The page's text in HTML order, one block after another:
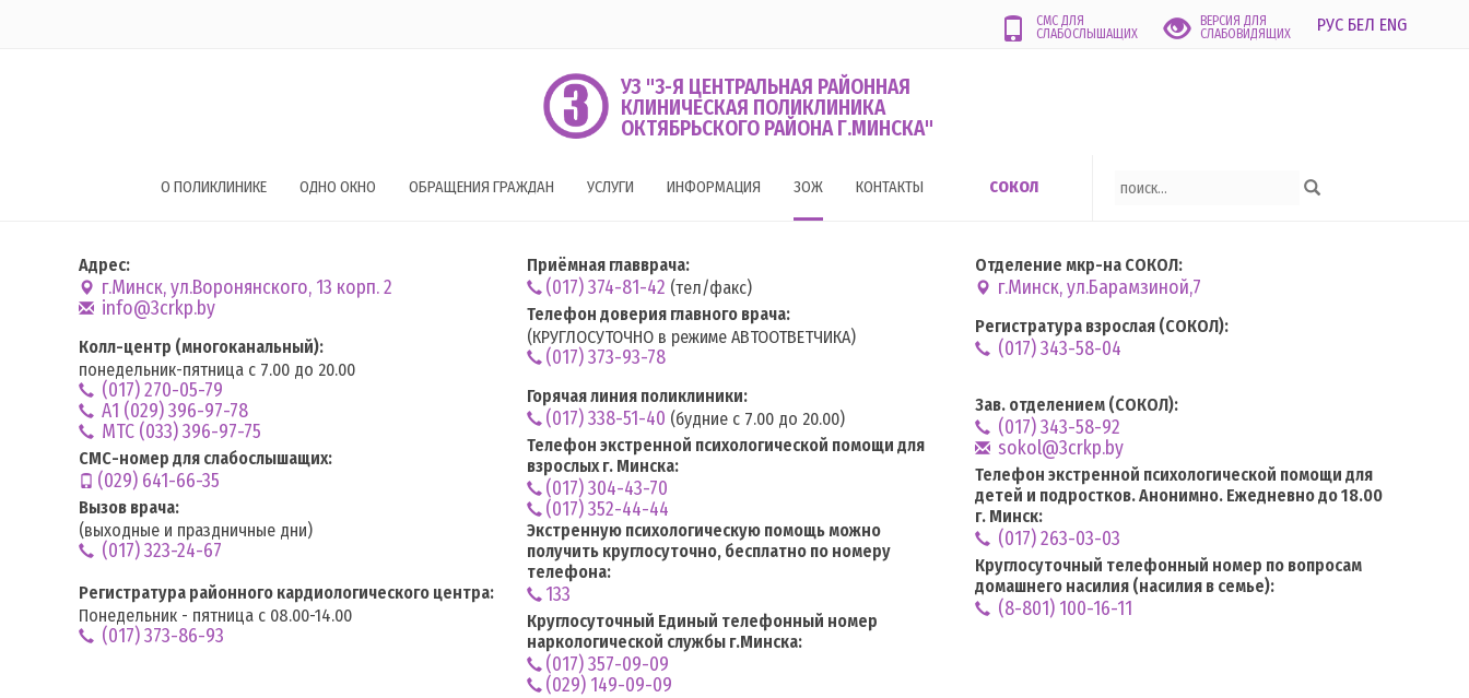
СМС ДЛЯ
СЛАБОСЛЫШАЩИХ
ВЕРСИЯ ДЛЯ
СЛАБОВИДЯЩИХ
РУС БЕЛ ENG
УЗ "3-Я ЦЕНТРАЛЬНАЯ РАЙОННАЯ
КЛИНИЧЕСКАЯ ПОЛИКЛИНИКА
ОКТЯБРЬСКОГО РАЙОНА Г.МИНСКА"
О ПОЛИКЛИНИКЕ ОДНО ОКНО ОБРАЩЕНИЯ ГРАЖДАН УСЛУГИ ИНФОРМАЦИЯ ЗОЖ КОНТАКТЫ СОКОЛ
Адрес:
г.Минск, ул.Воронянского, 13 корп. 2
info@3crkp.by
Колл-центр (многоканальный):
понедельник-пятница с 7.00 до 20.00
(017) 270-05-79
А1 (029) 396-97-78
MTC (033) 396-97-75
СМС-номер для слабослышащих:
(029) 641-66-35
Вызов врача:
(выходные и праздничные дни)
(017) 323-24-67
Регистратура районного кардиологического центра:
Понедельник - пятница с 08.00-14.00
(017) 373-86-93
Приёмная главврача:
(017) 374-81-42 (тел/факс)
Телефон доверия главного врача:
(КРУГЛОСУТОЧНО в режиме АВТООТВЕТЧИКА)
(017) 373-93-78
Горячая линия поликлиники:
(017) 338-51-40 (будние с 7.00 до 20.00)
Телефон экстренной психологической помощи для
взрослых г. Минска:
(017) 304-43-70
(017) 352-44-44
Экстренную психологическую помощь можно
получить круглосуточно, бесплатно по номеру
телефона:
133
Круглосуточный Единый телефонный номер
наркологической службы г.Минска:
(017) 357-09-09
(029) 149-09-09
Отделение мкр-на СОКОЛ:
г.Минск, ул.Барамзиной,7
Регистратура взрослая (СОКОЛ):
(017) 343-58-04
Зав. отделением (СОКОЛ):
(017) 343-58-92
sokol@3crkp.by
Телефон экстренной психологической помощи для
детей и подростков. Анонимно. Ежедневно до 18.00
г. Минск:
(017) 263-03-03
Круглосуточный телефонный номер по вопросам
домашнего насилия (насилия в семье):
(8-801) 100-16-11